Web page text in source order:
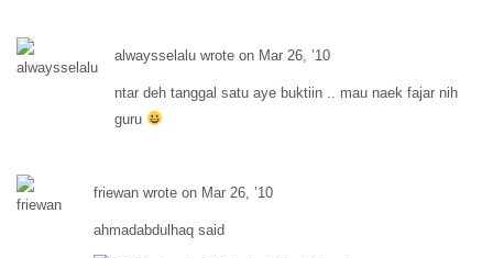
alwaysselalu wrote on Mar 26, ’10
ntar deh tanggal satu aye buktiin .. mau naek fajar nih
guru
friewan wrote on Mar 26, ’10
ahmadabdulhaq said